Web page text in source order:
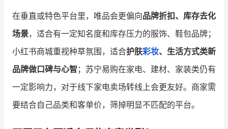
在垂直或特色平台里，唯品会更偏向品牌折扣、库存去化
场景，适合有一定知名度和库存压力的服饰、鞋包品牌；
小红书商城重视种草氛围，适合护肤彩妆、生活方式类新
品牌做口碑与心智 ；苏宁易购在家电、建材、家装类仍有
一定影响力，对于线下家电卖场转线上会更友好。商家需
要结合自己品类和客单价，筛掉明显不匹配的平台。